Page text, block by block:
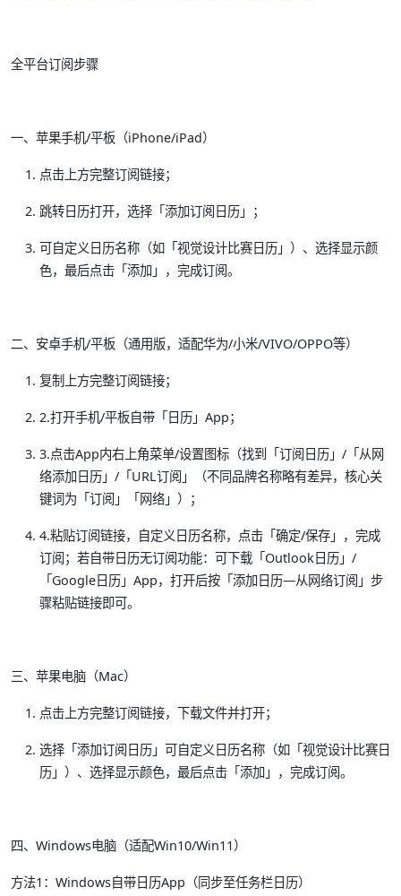
全平台订阅步骤
一、苹果手机/平板（iPhone/iPad）
点击上方完整订阅链接；
跳转日历打开，选择「添加订阅日历」；
可自定义日历名称（如「视觉设计比赛日历」）、选择显示颜
色，最后点击「添加」，完成订阅。
二、安卓手机/平板（通用版，适配华为/小米/VIVO/OPPO等）
复制上方完整订阅链接；
2.打开手机/平板自带「日历」App；
3.点击App内右上角菜单/设置图标（找到「订阅日历」/「从网
络添加日历」/「URL订阅」（不同品牌名称略有差异，核心关
键词为「订阅」「网络」）；
4.粘贴订阅链接，自定义日历名称，点击「确定/保存」，完成
订阅；若自带日历无订阅功能：可下载「Outlook日历」/
「Google日历」App，打开后按「添加日历—从网络订阅」步
骤粘贴链接即可。
三、苹果电脑（Mac）
点击上方完整订阅链接，下载文件并打开；
选择「添加订阅日历」可自定义日历名称（如「视觉设计比赛日
历」）、选择显示颜色，最后点击「添加」，完成订阅。
四、Windows电脑（适配Win10/Win11）
方法1：Windows自带日历App（同步至任务栏日历）